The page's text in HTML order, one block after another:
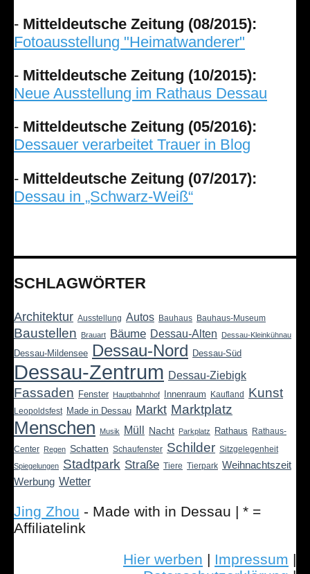
- Mitteldeutsche Zeitung (08/2015):
Fotoausstellung "Heimatwanderer"
- Mitteldeutsche Zeitung (10/2015):
Neue Ausstellung im Rathaus Dessau
- Mitteldeutsche Zeitung (05/2016):
Dessauer verarbeitet Trauer in Blog
- Mitteldeutsche Zeitung (07/2017):
Dessau in „Schwarz-Weiß“
SCHLAGWÖRTER
Architektur Ausstellung Autos Bauhaus Bauhaus-Museum
Baustellen Brauart Bäume Dessau-Alten Dessau-Kleinkühnau
Dessau-Mildensee Dessau-Nord Dessau-Süd
Dessau-Zentrum Dessau-Ziebigk
Fassaden Fenster Hauptbahnhof Innenraum Kaufland Kunst
Leopoldsfest Made in Dessau Markt Marktplatz
Menschen Musik Müll Nacht Parkplatz Rathaus
Rathaus-
Center Regen Schatten Schaufenster Schilder Sitzgelegenheit
Spiegelungen Stadtpark Straße Tiere Tierpark Weihnachtszeit
Werbung Wetter
Jing Zhou - Made with in Dessau | * =
Affiliatelink
Hier werben | Impressum |